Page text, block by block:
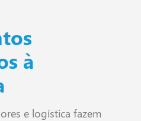
à
e logística fazem